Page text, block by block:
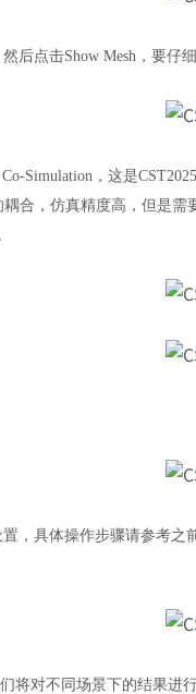
然后点击Show Mesh，要
Co-Simulation，这是
合，仿真精度高，但是
置，具体操作步骤请参考
将对不同场景下的结果进